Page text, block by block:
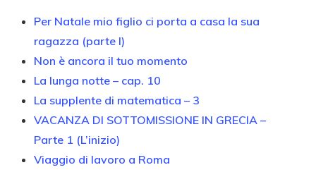
Per Natale mio figlio ci porta a casa la sua
ragazza (parte I)
Non è ancora il tuo momento
La lunga notte – cap. 10
La supplente di matematica – 3
VACANZA DI SOTTOMISSIONE IN GRECIA –
Parte 1 (L’inizio)
Viaggio di lavoro a Roma